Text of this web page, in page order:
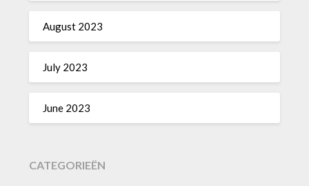
August 2023
July 2023
June 2023
CATEGORIEËN